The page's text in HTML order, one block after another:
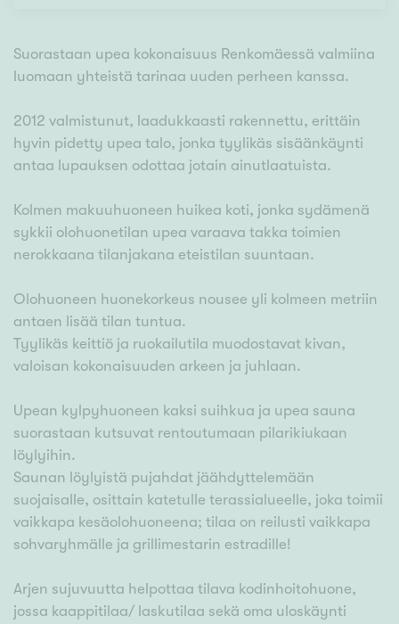
Suorastaan upea kokonaisuus Renkomäessä valmiina
luomaan yhteistä tarinaa uuden perheen kanssa.
2012 valmistunut, laadukkaasti rakennettu, erittäin
hyvin pidetty upea talo, jonka tyylikäs sisäänkäynti
antaa lupauksen odottaa jotain ainutlaatuista.
Kolmen makuuhuoneen huikea koti, jonka sydämenä
sykkii olohuonetilan upea varaava takka toimien
nerokkaana tilanjakana eteistilan suuntaan.
Olohuoneen huonekorkeus nousee yli kolmeen metriin
antaen lisää tilan tuntua.
Tyylikäs keittiö ja ruokailutila muodostavat kivan,
valoisan kokonaisuuden arkeen ja juhlaan.
Upean kylpyhuoneen kaksi suihkua ja upea sauna
suorastaan kutsuvat rentoutumaan pilarikiukaan
löylyihin.
Saunan löylyistä pujahdat jäähdyttelemään
suojaisalle, osittain katetulle terassialueelle, joka toimii
vaikkapa kesäolohuoneena; tilaa on reilusti vaikkapa
sohvaryhmälle ja grillimestarin estradille!
Arjen sujuvuutta helpottaa tilava kodinhoitohuone,
jossa kaappitilaa/ laskutilaa sekä oma uloskäynti